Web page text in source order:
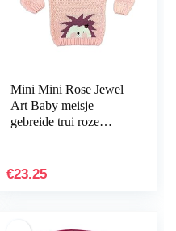
Mini Mini Rose Jewel
Art Baby meisje
gebreide trui roze
€23.25